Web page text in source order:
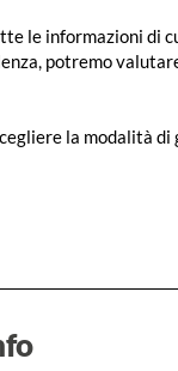
le informazioni di
potremo
la modalità